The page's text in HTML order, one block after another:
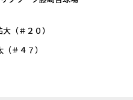
（＃２０）
＃４７）